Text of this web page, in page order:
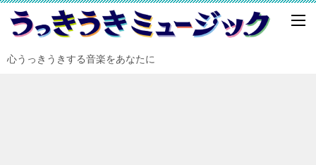
心うっきうきする音楽をあなたに